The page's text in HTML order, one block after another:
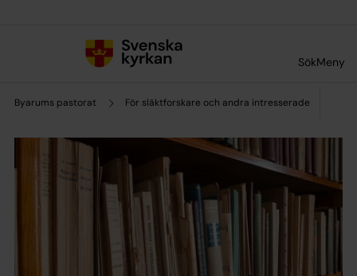
SökMeny
Byarums pastorat För släktforskare och andra intresserade